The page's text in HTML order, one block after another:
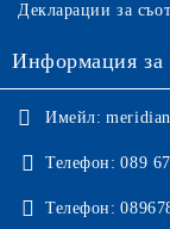
Декларации за
Информация за
Имейл:
Телефон: 089
Телефон: